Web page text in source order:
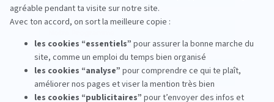
Les Métiers du Journalisme